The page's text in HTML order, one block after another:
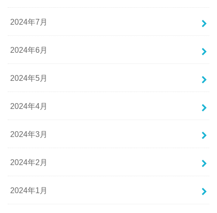
2024年7月
2024年6月
2024年5月
2024年4月
2024年3月
2024年2月
2024年1月